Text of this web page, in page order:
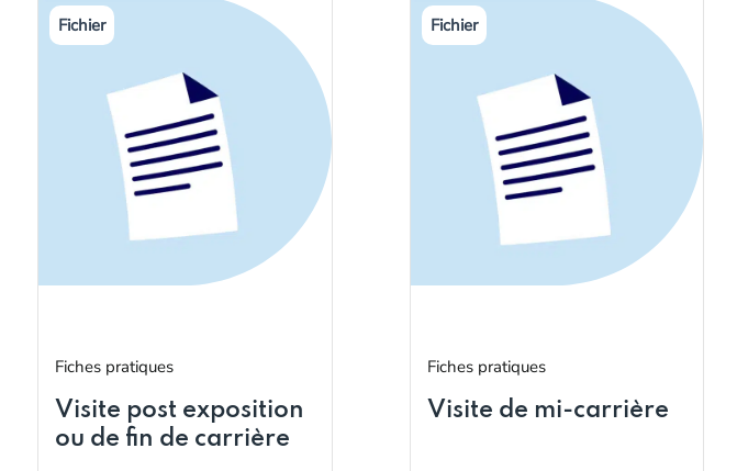
Fiches pratiques
Visite post exposition
ou de fin de carrière
Fiches pratiques
Visite de mi-carrière